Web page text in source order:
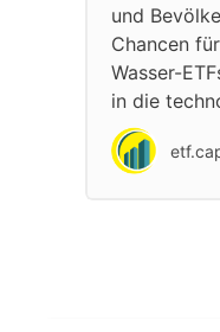
und
Chancen
Wasser-
in die